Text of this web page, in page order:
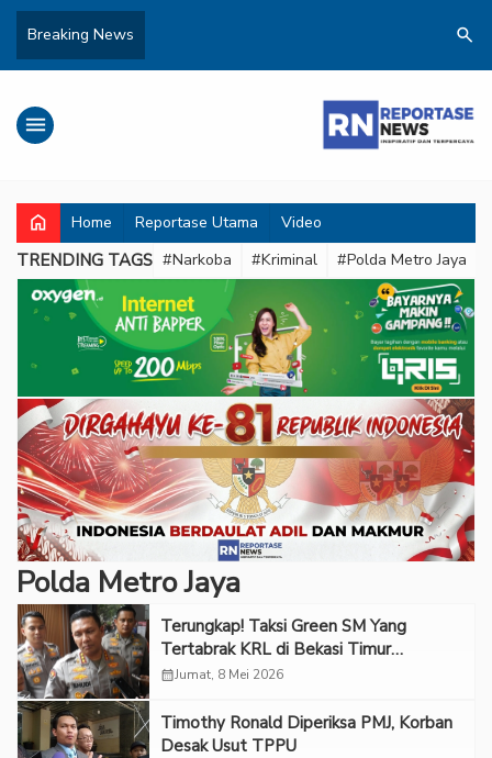
Breaking News search
menu
home Home Reportase Utama Video
TRENDING TAGS #Narkoba #Kriminal #Polda Metro Jaya
Polda Metro Jaya
Terungkap! Taksi Green SM Yang
Tertabrak KRL di Bekasi Timur
Ternyata Belum Diservis
calendar_monthJumat, 8 Mei 2026
Timothy Ronald Diperiksa PMJ, Korban
Desak Usut TPPU